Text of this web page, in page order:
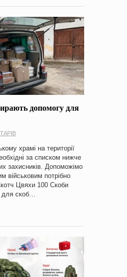
допомогу для
храмі на території
за списком нижче
захисників. Допоможімо
військовим потрібно
Цвяхи 100 Скоби
скоб…